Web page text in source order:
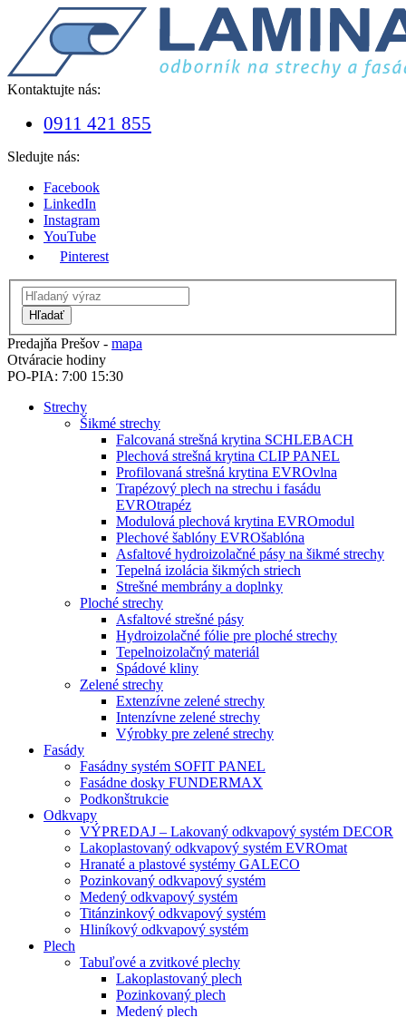
Kontaktujte nás:
0911 421 855
Sledujte nás:
Facebook
LinkedIn
Instagram
YouTube
Pinterest
Hľadať
Predajňa Prešov - mapa
Otváracie hodiny
PO-PIA: 7:00 15:30
Strechy
Šikmé strechy
Falcovaná strešná krytina SCHLEBACH
Plechová strešná krytina CLIP PANEL
Profilovaná strešná krytina EVROvlna
Trapézový plech na strechu i fasádu
EVROtrapéz
Modulová plechová krytina EVROmodul
Plechové šablóny EVROšablóna
Asfaltové hydroizolačné pásy na šikmé strechy
Tepelná izolácia šikmých striech
Strešné membrány a doplnky
Ploché strechy
Asfaltové strešné pásy
Hydroizolačné fólie pre ploché strechy
Tepelnoizolačný materiál
Spádové kliny
Zelené strechy
Extenzívne zelené strechy
Intenzívne zelené strechy
Výrobky pre zelené strechy
Fasády
Fasádny systém SOFIT PANEL
Fasádne dosky FUNDERMAX
Podkonštrukcie
Odkvapy
VÝPREDAJ – Lakovaný odkvapový systém DECOR
Lakoplastovaný odkvapový systém EVROmat
Hranaté a plastové systémy GALECO
Pozinkovaný odkvapový systém
Medený odkvapový systém
Titánzinkový odkvapový systém
Hliníkový odkvapový systém
Plech
Tabuľové a zvitkové plechy
Lakoplastovaný plech
Pozinkovaný plech
Medený plech